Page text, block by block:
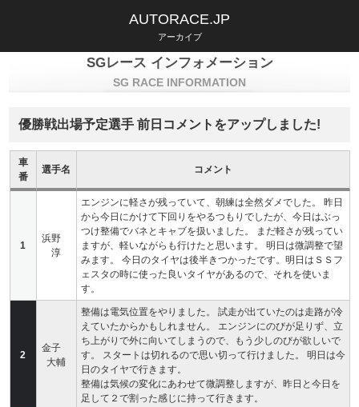
AUTORACE.JP
アーカイブ
SGレース インフォメーション
SG RACE INFORMATION
優勝戦出場予定選手 前日コメントをアップしました!
車
番
選手名 コメント
1
浜野
淳
エンジンに軽さが残っていて、朝練は全然ダメでした。 昨日
から今日にかけて下回りをやるつもりでしたが、今日はぶっ
つけ整備でバネとキャブを扱いました。 まだ軽さが残ってい
ますが、軽いながらも行けたと思います。 明日は微調整で望
みます。 今日のタイヤは後半きつかったです。明日はＳＳフ
ェスタの時に使った良いタイヤがあるので、それを使いま
す。
2
金子
大輔
整備は電気位置をやりました。 試走が出ていたのは走路が冷
えていたからかもしれません。 エンジンにのびが足りず、立
ち上がりで外に向いてしまうので、もう少しのびが欲しいで
す。 スタートは切れるので思い切って行けました。 明日は今
日のタイヤで行きます。
整備は気候の変化にあわせて微調整しますが、昨日と今日を
足して２で割った感じに持って行きます。